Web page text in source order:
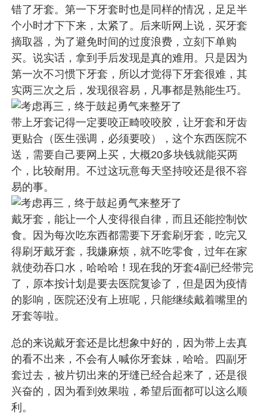
错了牙套。第一下牙套时也是同样的情况，足足半
个小时才下下来，太紧了。后来听网上说，买牙套
摘取器，为了避免时间的过度浪费，立刻下单购
买。说实话，拿到手后发现是真的难用。只是因为
第一次不习惯下牙套，所以才觉得下牙套很难，其
实两三次之后，发现很容易，凡事都是熟能生巧。
带上牙套记得一定要咬正畸咬咬胶，让牙套和牙齿
更贴合（医生强调，必须要咬），这个东西医院不
送，需要自己要网上买，大概20多块钱就能买两
个，比较耐用。不过这玩意每天坚持咬还是很不容
易的事。
戴牙套，能让一个人变得很自律，而且还能控制饮
食。因为每次吃东西都需要下牙套刷牙套，吃完又
得刷牙戴牙套，我嫌麻烦，就不吃零食，过年在家
就使劲吞口水，哈哈哈！现在我的牙套4副已经带完
了，原本按计划是要去医院复诊了，但是因为疫情
的影响，医院还没有上班呢，只能继续戴着嘴里的
牙套等啦。
总的来说戴牙套还是比想象中好的，因为带上去真
的看不出来，不会有人喊你牙套妹，哈哈。四副牙
套过去，被片切出来的牙缝已经合起来了，还是很
兴奋的，因为看到效果啦，希望后面都可以这么顺
利。